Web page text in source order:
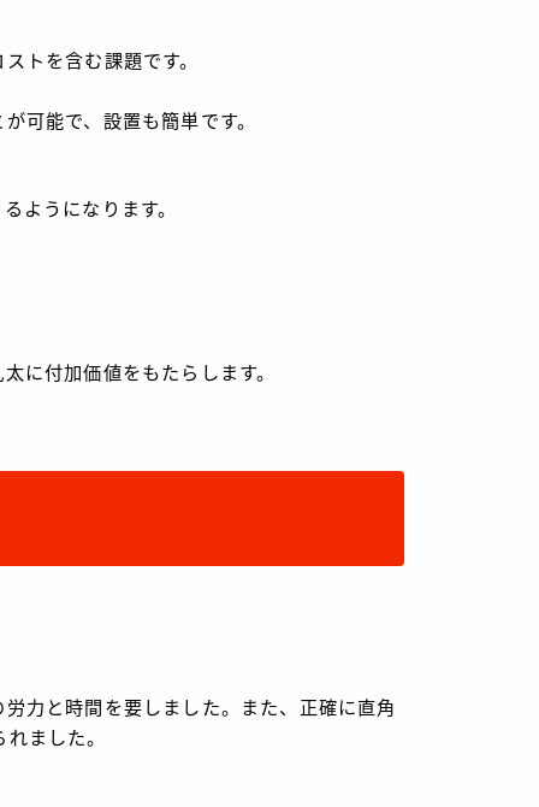
トを含む課題です。
可能で、設置も簡単です。
ようになります。
に付加価値をもたらします。
力と時間を要しました。また、正確に直角
ました。